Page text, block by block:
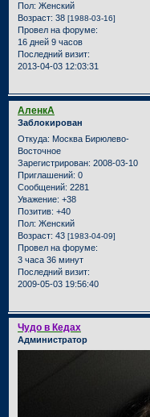
Пол: Женский
Возраст: 38 [1988-03-16]
Провел на форуме:
16 дней 9 часов
Последний визит:
2013-04-03 12:03:31
АленкА
Заблокирован
Откуда: Москва Бирюлево-
Восточное
Зарегистрирован: 2008-03-10
Приглашений: 0
Сообщений: 2281
Уважение: +38
Позитив: +40
Пол: Женский
Возраст: 43 [1983-04-09]
Провел на форуме:
3 часа 36 минут
Последний визит:
2009-05-03 19:56:40
Чудо в Кедах
Администратор